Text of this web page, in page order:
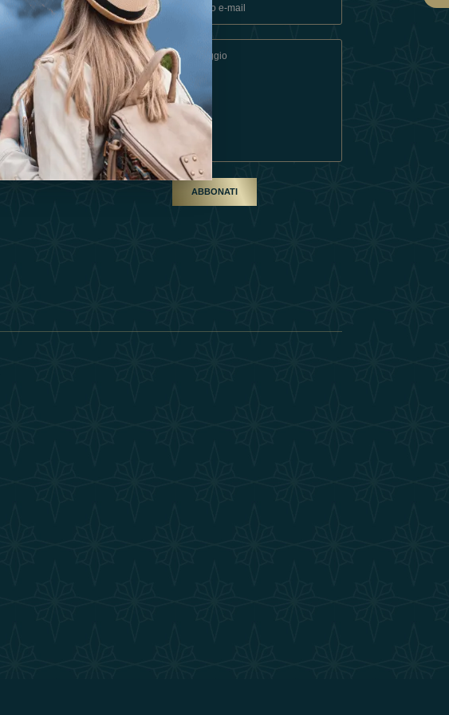
Termini E Condizioni
Diventa Un Partner
Our Team
ABBONATI